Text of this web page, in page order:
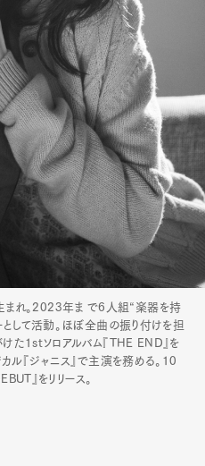
れ。2023年ま で6人組“楽器を持
して活動。ほぼ全曲の振り付けを担
た1stソロアルバム『THE END』を
ル『ジャニス』で主演を務める。10
』をリリース。